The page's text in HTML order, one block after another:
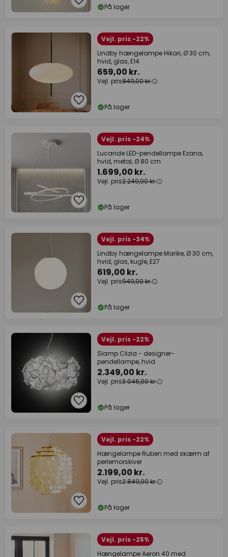
På lager
Vejl. pris -22%
Lindby hængelampe Hikari, Ø 30 cm,
hvid, glas, E14
659,00 kr.
Vejl. pris849,00 kr.
På lager
Vejl. pris -24%
Lucande LED-pendellampe Ezana,
hvid, metal, Ø 80 cm
1.699,00 kr.
Vejl. pris2.249,00 kr.
På lager
Vejl. pris -34%
Lindby hængelampe Marike, Ø 30 cm,
hvid, glas, kugle, E27
619,00 kr.
Vejl. pris949,00 kr.
På lager
Vejl. pris -22%
Slamp Clizia - designer-
pendellampe, hvid
2.349,00 kr.
Vejl. pris3.046,00 kr.
På lager
Vejl. pris -22%
Hængelampe Ruben med skærm af
perlemorskiver
2.199,00 kr.
Vejl. pris2.849,00 kr.
På lager
Vejl. pris -25%
Hængelampe Aeron 40 med